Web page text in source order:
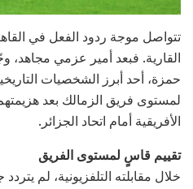
تتواصل موجة ردود الفعل في
القارية. فبعد أمير عزمي مجاهد،
حمزة، أحد أبرز الشخصيات
لمستوى فريق الزمالك بعد
الأفريقية أمام اتحاد الجزائر.
تقييم قاسٍ لمستوى الفريق
خلال مقابلته التلفزيونية، لم